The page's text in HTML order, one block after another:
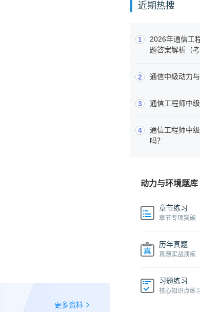
更多资料
近期热搜
1
2026年通信工
题答案解析（考
2 通信中级动力
3 通信工程师中
4
通信工程师中
吗？
动力与环境题库
章节练习
章节专项突破
历年真题
真题实战演练
习题练习
核心知识点练